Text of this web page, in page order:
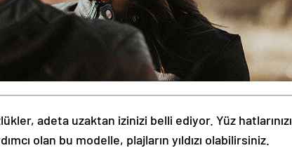
adeta uzaktan izinizi belli ediyor. Yüz hatlarınızı
olan bu modelle, plajların yıldızı olabilirsiniz.